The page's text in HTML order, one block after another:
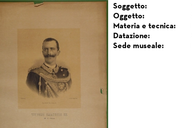
Soggetto:
Oggetto:
Materia e tecnica:
Datazione:
Sede museale: